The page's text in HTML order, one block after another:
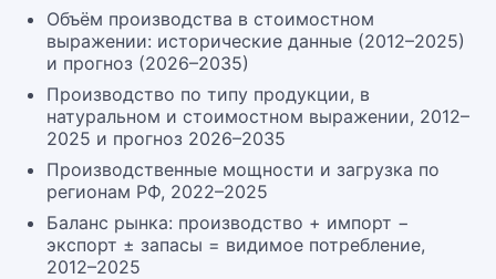
Объём производства в стоимостном
выражении: исторические данные (2012–2025)
и прогноз (2026–2035)
Производство по типу продукции, в
натуральном и стоимостном выражении, 2012–
2025 и прогноз 2026–2035
Производственные мощности и загрузка по
регионам РФ, 2022–2025
Баланс рынка: производство + импорт −
экспорт ± запасы = видимое потребление,
2012–2025